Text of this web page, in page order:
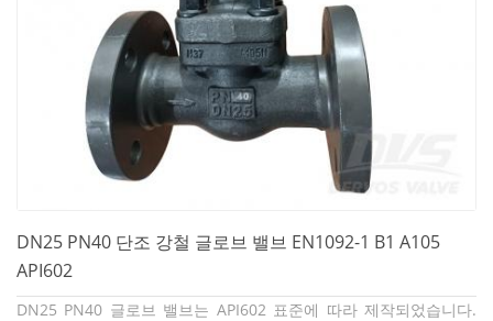
DN25 PN40 단조 강철 글로브 밸브 EN1092-1 B1 A105
API602
DN25 PN40 글로브 밸브는 API602 표준에 따라 제작되었습니다.